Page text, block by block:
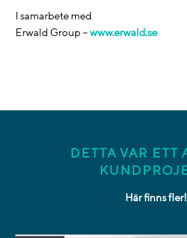
I samarbete med
Erwald Group –www.erwald.se
DETTA VAR ETT
Här finns fler!